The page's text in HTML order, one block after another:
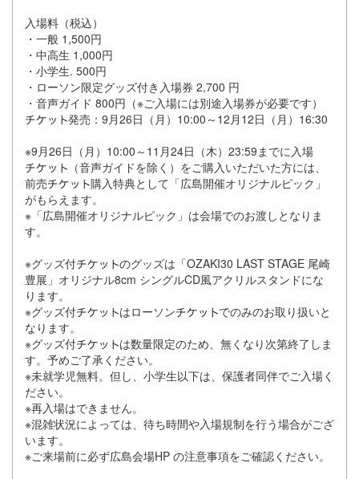
入場料（税込）
・一般 1,500円
・中高生 1,000円
・小学生. 500円
・ローソン限定グッズ付き入場券 2,700 円
・音声ガイド 800円（※ご入場には別途入場券が必要です）
発売：9月26日（月）10:00～12月12日（月）16:30
※9月26日（月）10:00～11月24日（木）23:59までに入場
（音声ガイドを除く）をご購入いただいた方には、
前売
購入特典として「広島開催オリジナルピック」
がもらえます。
※「広島開催オリジナルピック」は会場でのお渡しとなりま
す。
※グッズ付
のグッズは「OZAKI30 LAST STAGE 尾崎
豊展」オリジナル8cm シングルCD風アクリルスタンドにな
ります。
※グッズ付
はローソン
でのみのお取り扱いと
なります。
※グッズ付
は数量限定のため、無くなり次第終了しま
す。予めご了承ください。
※未就学児無料。但し、小学生以下は、保護者同伴でご入場く
ださい。
※再入場はできません。
※混雑状況によっては、待ち時間や入場規制を行う場合がござ
います。
※ご来場前に必ず広島会場HP の注意事項をご確認ください。